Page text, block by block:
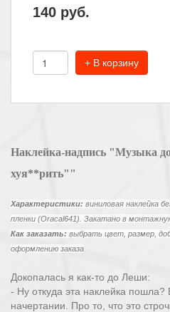
140 руб.
+ В корзину
Наклейка-надпись "Музыка
хуя**рить""
Характеристики: виниловая наклейка
пленки (Oracal641). Закатано в
Как заказать: выбрать цвет, размер,
оформлению заказа
Докопалась я как-то до Леши:
- Ну откуда эта наклейка пошла?
начертании. Про то, что это